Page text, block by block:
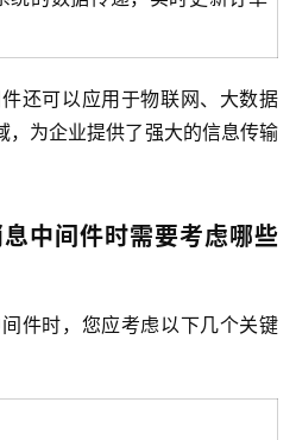
还可以应用于物联网、大数据
，为企业提供了强大的信息传输
中间件时需要考虑哪些
件时，您应考虑以下几个关键